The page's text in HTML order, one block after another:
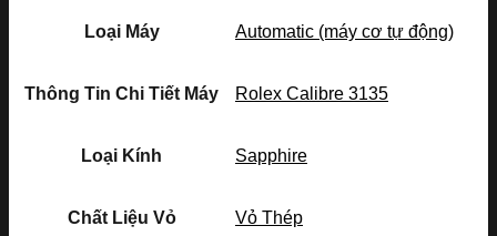
Loại Máy Automatic (máy cơ tự động)
Thông Tin Chi Tiết Máy Rolex Calibre 3135
Loại Kính Sapphire
Chất Liệu Vỏ Vỏ Thép